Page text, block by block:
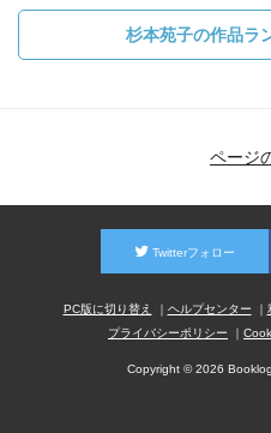
杉本苑子の作品ラ
ページ
Twitterフォロー
PC版に切り替え ヘルプセンター
プライバシーポリシー
Copyright © 2026